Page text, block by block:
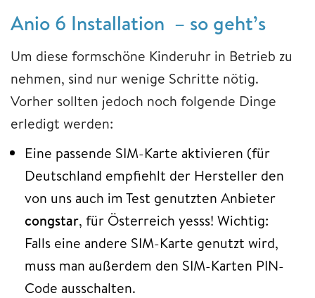
Anio 6 Installation – so geht’s
Um diese formschöne Kinderuhr in Betrieb zu
nehmen, sind nur wenige Schritte nötig.
Vorher sollten jedoch noch folgende Dinge
erledigt werden:
Eine passende SIM-Karte aktivieren (für
Deutschland empfiehlt der Hersteller den
von uns auch im Test genutzten Anbieter
congstar, für Österreich yesss! Wichtig:
Falls eine andere SIM-Karte genutzt wird,
muss man außerdem den SIM-Karten PIN-
Code ausschalten.